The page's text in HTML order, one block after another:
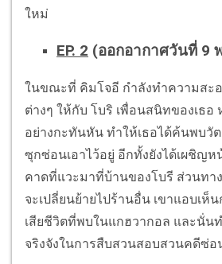
ใหม่
EP. 2 (ออกอากาศวันที่ 9
ในขณะที่ คิมโจอี กำลังทำความสะ
ต่างๆ ให้กับ โบริ เพื่อนสนิทของเธอ
อย่างกะทันหัน ทำให้เธอได้ค้นพบวั
ซุกซ่อนเอาไว้อยู่ อีกทั้งยังได้เผชิญห
คาดที่แวะมาที่บ้านของโบรี ส่วนทา
จะเปลี่ยนย้ายไปร้านอื่น เขาแอบเห็
เสียชีวิตที่พบในแกฮวากอล และนั่นท
จริงจังในการสืบสวนสอบสวนคดีซ่อ